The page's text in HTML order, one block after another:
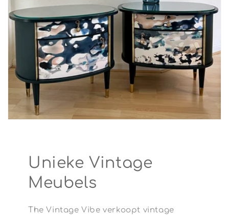
Unieke Vintage
Meubels
The Vintage Vibe verkoopt vintage